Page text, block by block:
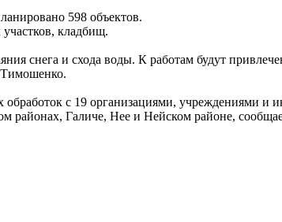
598 объектов.
кладбищ.
снега и схода воды. К работам будут
Тимошенко.
с 19 организациями, учреждениями и
Галиче, Нее и Нейском районе,